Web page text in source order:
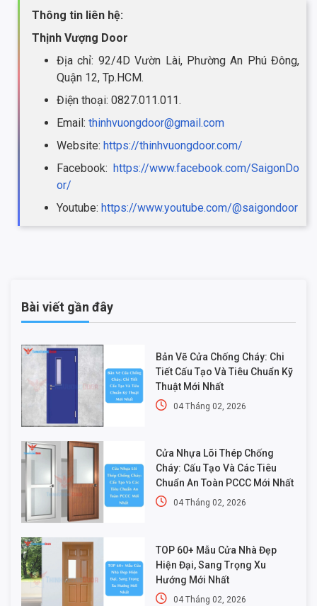
Thông tin liên hệ:
Thịnh Vượng Door
Địa chỉ: 92/4D Vườn Lài, Phường An Phú Đông,
Quận 12, Tp.HCM.
Điện thoại: 0827.011.011.
Email: thinhvuongdoor@gmail.com
Website: https://thinhvuongdoor.com/
Facebook: https://www.facebook.com/SaigonDo
or/
Youtube: https://www.youtube.com/@saigondoor
Bài viết gần đây
Bản Vẽ Cửa Chống Cháy: Chi
Tiết Cấu Tạo Và Tiêu Chuẩn Kỹ
Thuật Mới Nhất
04 Tháng 02, 2026
Cửa Nhựa Lõi Thép Chống
Cháy: Cấu Tạo Và Các Tiêu
Chuẩn An Toàn PCCC Mới Nhất
04 Tháng 02, 2026
TOP 60+ Mẫu Cửa Nhà Đẹp
Hiện Đại, Sang Trọng Xu
Hướng Mới Nhất
04 Tháng 02, 2026